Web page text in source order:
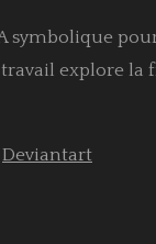
symbolique
explore la
Deviantart